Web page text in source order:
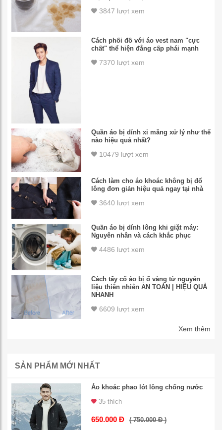
3847 lượt xem
Cách phối đồ với áo vest nam "cực
chất" thể hiện đẳng cấp phái mạnh
7370 lượt xem
Quần áo bị dính xi măng xử lý như thế
nào hiệu quả nhất?
10479 lượt xem
Cách làm cho áo khoác không bị đổ
lông đơn giản hiệu quả ngay tại nhà
3640 lượt xem
Quần áo bị dính lông khi giặt máy:
Nguyên nhân và cách khắc phục
4486 lượt xem
Cách tẩy cổ áo bị ố vàng từ nguyên
liệu thiên nhiên AN TOÀN | HIỆU QUẢ
NHANH
6609 lượt xem
Xem thêm
SẢN PHẨM MỚI NHẤT
Áo khoác phao lót lông chống nước
35 thích
650.000 Đ ( 750.000 Đ )